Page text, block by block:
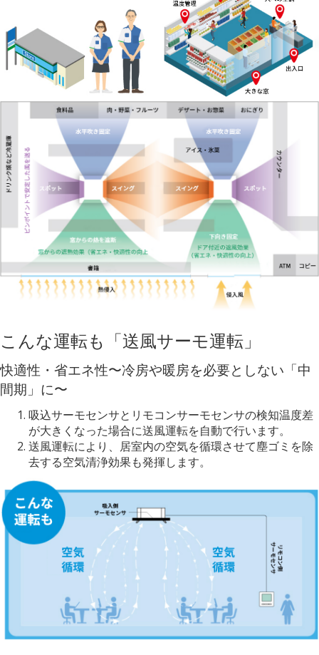
こんな運転も「送風サーモ運転」
快適性・省エネ性〜冷房や暖房を必要としない「中
間期」に〜
吸込サーモセンサとリモコンサーモセンサの検知温度差
が大きくなった場合に送風運転を自動で行います。
送風運転により、居室内の空気を循環させて塵ゴミを除
去する空気清浄効果も発揮します。